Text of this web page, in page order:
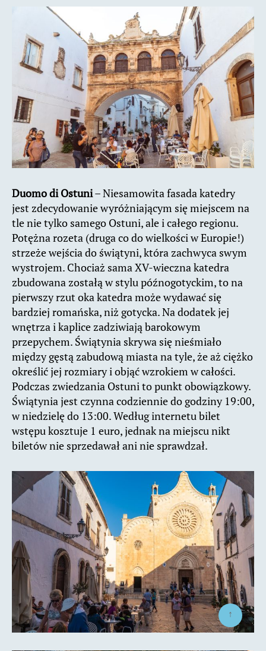
Duomo di Ostuni– Niesamowita fasada katedry
jest zdecydowanie wyróżniającym się miejscem na
tle nie tylko samego Ostuni, ale i całego regionu.
Potężna rozeta (druga co do wielkości w Europie!)
strzeże wejścia do świątyni, która zachwyca swym
wystrojem. Chociaż sama XV-wieczna katedra
zbudowana zostałą w stylu późnogotyckim, to na
pierwszy rzut oka katedra może wydawać się
bardziej romańska, niż gotycka. Na dodatek jej
wnętrza i kaplice zadziwiają barokowym
przepychem. Świątynia skrywa się nieśmiało
między gęstą zabudową miasta na tyle, że aż ciężko
określić jej rozmiary i objąć wzrokiem w całości.
Podczas zwiedzania Ostuni to punkt obowiązkowy.
Świątynia jest czynna codziennie do godziny 19:00,
w niedzielę do 13:00. Według internetu bilet
wstępu kosztuje 1 euro, jednak na miejscu nikt
biletów nie sprzedawał ani nie sprawdzał.
↑